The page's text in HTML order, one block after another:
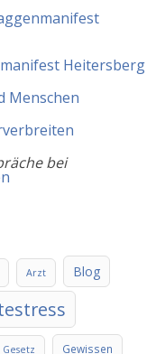
Heitersberg
Menschen
bei
Arzt Blog
Gesetz Gewissen